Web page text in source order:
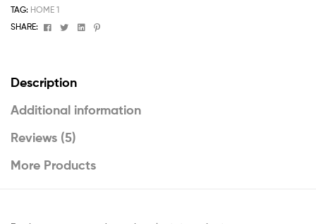
TAG: HOME 1
SHARE:
FacebookTwitterLinkedin
Pinterest
Description
Additional information
Reviews (5)
More Products